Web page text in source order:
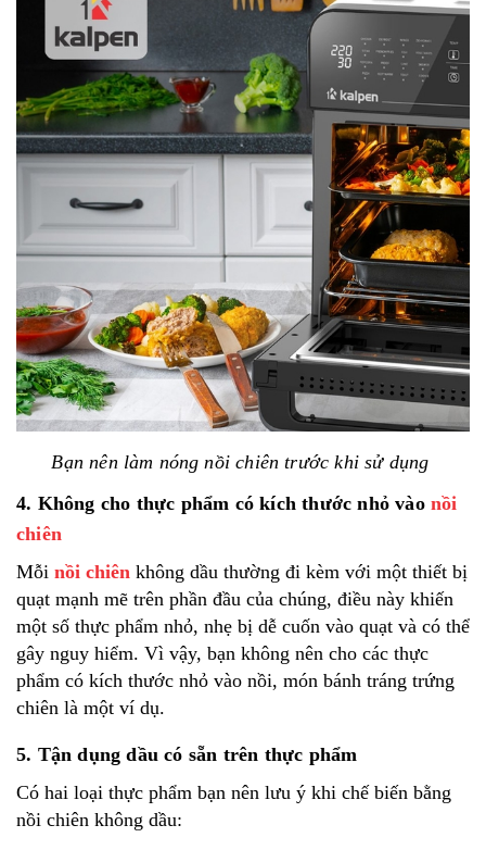
Bạn nên làm nóng nồi chiên trước khi sử dụng
4. Không cho thực phẩm có kích thước nhỏ vàonồi
chiên
Mỗi nồi chiên không dầu thường đi kèm với một thiết bị
quạt mạnh mẽ trên phần đầu của chúng, điều này khiến
một số thực phẩm nhỏ, nhẹ bị dễ cuốn vào quạt và có thể
gây nguy hiểm. Vì vậy, bạn không nên cho các thực
phẩm có kích thước nhỏ vào nồi, món bánh tráng trứng
chiên là một ví dụ.
5. Tận dụng dầu có sẵn trên thực phẩm
Có hai loại thực phẩm bạn nên lưu ý khi chế biến bằng
nồi chiên không dầu: